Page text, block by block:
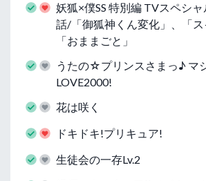
妖狐×僕SS 特別編 TVスペシ
話/「御狐神くん変化」、「ス
「おままごと」
うたの☆プリンスさまっ♪ マ
LOVE2000!
花は咲く
ドキドキ!プリキュア!
生徒会の一存Lv.2